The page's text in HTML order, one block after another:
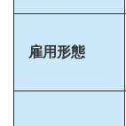
雇用形態